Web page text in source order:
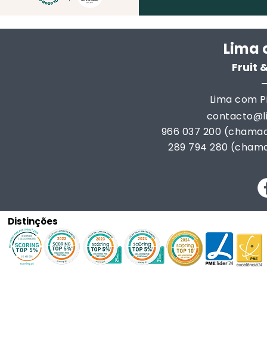
Lima
Fruit
Lima com
966 037 200
289 794 280
Distinções